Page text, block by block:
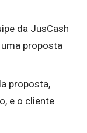
da JusCash
proposta
proposta,
e o cliente